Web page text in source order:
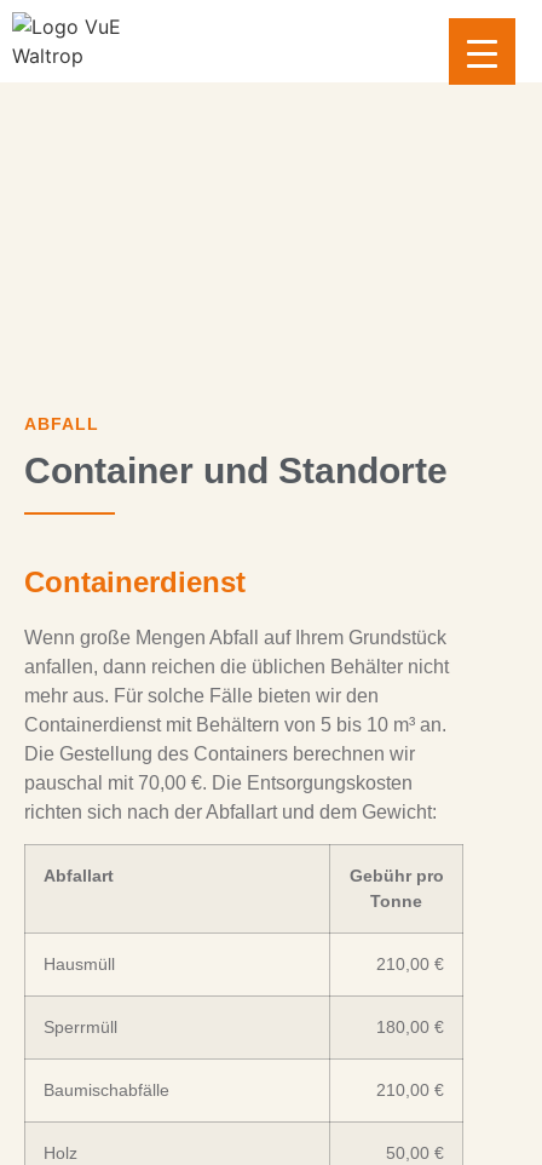
springen
ABFALL
Container und Standorte
Containerdienst
Wenn große Mengen Abfall auf Ihrem Grundstück
anfallen, dann reichen die üblichen Behälter nicht
mehr aus. Für solche Fälle bieten wir den
Containerdienst mit Behältern von 5 bis 10 m³ an.
Die Gestellung des Containers berechnen wir
pauschal mit 70,00 €. Die Entsorgungskosten
richten sich nach der Abfallart und dem Gewicht:
Abfallart
Gebühr pro
Tonne
Hausmüll 210,00 €
Sperrmüll 180,00 €
Baumischabfälle 210,00 €
Holz 50,00 €